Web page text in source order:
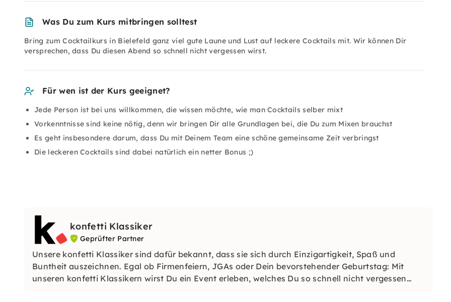
Was Du zum Kurs mitbringen solltest
Bring zum Cocktailkurs in Bielefeld ganz viel gute Laune und Lust auf leckere Cocktails mit. Wir können Dir
versprechen, dass Du diesen Abend so schnell nicht vergessen wirst.
Für wen ist der Kurs geeignet?
Jede Person ist bei uns willkommen, die wissen möchte, wie man Cocktails selber mixt
Vorkenntnisse sind keine nötig, denn wir bringen Dir alle Grundlagen bei, die Du zum Mixen brauchst
Es geht insbesondere darum, dass Du mit Deinem Team eine schöne gemeinsame Zeit verbringst
Die leckeren Cocktails sind dabei natürlich ein netter Bonus ;)
konfetti Klassiker
Geprüfter Partner
Unsere konfetti Klassiker sind dafür bekannt, dass sie sich durch Einzigartigkeit, Spaß und
Buntheit auszeichnen. Egal ob Firmenfeiern, JGAs oder Dein bevorstehender Geburtstag: Mit
unseren konfetti Klassikern wirst Du ein Event erleben, welches Du so schnell nicht vergessen